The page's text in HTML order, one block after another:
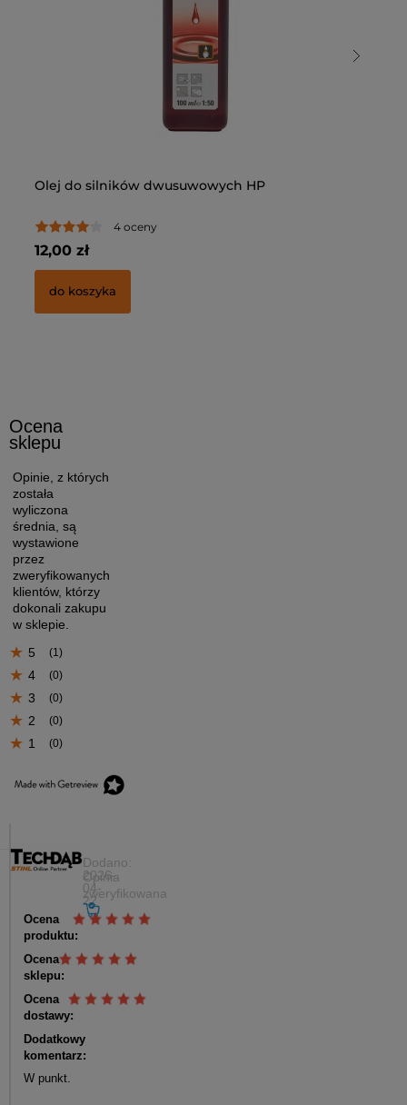
Olej do silników dwusuwowych HP
4 oceny
12,00 zł
do koszyka
Ocena
sklepu
Opinie, z których
została
wyliczona
średnia, są
wystawione
przez
zweryfikowanych
klientów, którzy
dokonali zakupu
w sklepie.
5
(1)
4 (0)
3 (0)
2 (0)
1 (0)
Dodano:
2026-
04-
22
Opinia
zweryfikowana
Ocena
produktu:
Ocena
sklepu:
Ocena
dostawy:
Dodatkowy
komentarz:
W punkt.